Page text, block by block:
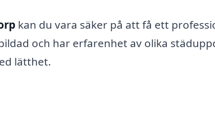
kan du vara säker på att få ett
och har erfarenhet av olika
lätthet.